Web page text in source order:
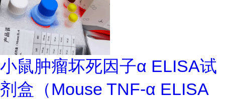
小鼠肿瘤坏死因子α ELISA试
剂盒（Mouse TNF-α ELISA